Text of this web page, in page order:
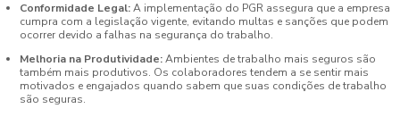
Conformidade Legal:A implementação do PGR assegura que a empresa
cumpra com a legislação vigente, evitando multas e sanções que podem
ocorrer devido a falhas na segurança do trabalho.
Melhoria na Produtividade:Ambientes de trabalho mais seguros são
também mais produtivos. Os colaboradores tendem a se sentir mais
motivados e engajados quando sabem que suas condições de trabalho
são seguras.